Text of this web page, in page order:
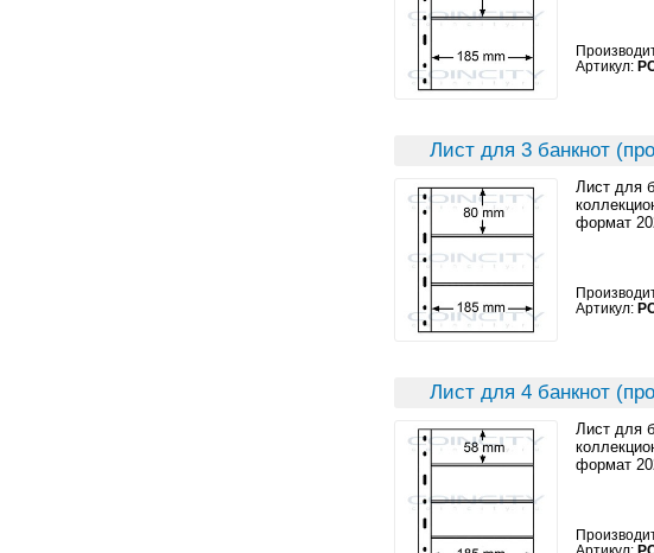
Артикул:
Лист для 3 банкнот
Лист для
формат
Артикул:
Лист для 4 банкнот
Лист для
формат